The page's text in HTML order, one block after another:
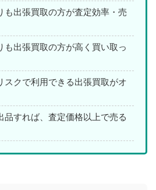
も出張買取の方が査定効率・売
も出張買取の方が高く買い取っ
スクで利用できる出張買取がオ
品すれば、査定価格以上で売る